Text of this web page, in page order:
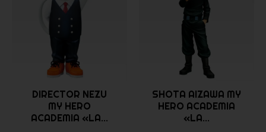
DIRECTOR NEZU
MY HERO
ACADEMIA «LA...
SHOTA AIZAWA MY
HERO ACADEMIA
«LA...